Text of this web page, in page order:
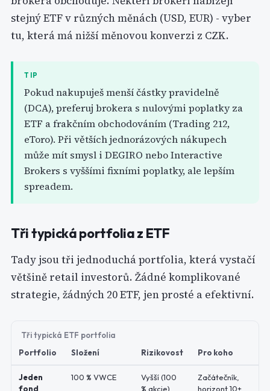
stejný ETF v různých měnách (USD, EUR) - vyber
tu, která má nižší měnovou konverzi z CZK.
TIP
Pokud nakupuješ menší částky pravidelně
(DCA), preferuj brokera s nulovými poplatky za
ETF a frakčním obchodováním (Trading 212,
eToro). Při větších jednorázových nákupech
může mít smysl i DEGIRO nebo Interactive
Brokers s vyššími fixními poplatky, ale lepším
spreadem.
Tři typická portfolia z ETF
Tady jsou tři jednoduchá portfolia, která vystačí
většině retail investorů. Žádné komplikované
strategie, žádných 20 ETF, jen prosté a efektivní.
Tři typická ETF portfolia
Portfolio
Složení Rizikovost Pro koho
Jeden
fond
100 % VWCE
Vyšší (100
% akcie)
Začátečník,
horizont 10+